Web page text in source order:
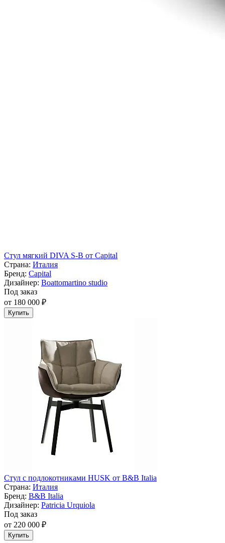
Стул мягкий DIVA S-B от Capital
Страна: Италия
Бренд: Capital
Дизайнер: Boattomartino studio
Под заказ
от 180 000 ₽
Купить
Стул с подлокотниками HUSK от B&B Italia
Страна: Италия
Бренд: B&B Italia
Дизайнер: Patricia Urquiola
Под заказ
от 220 000 ₽
Купить